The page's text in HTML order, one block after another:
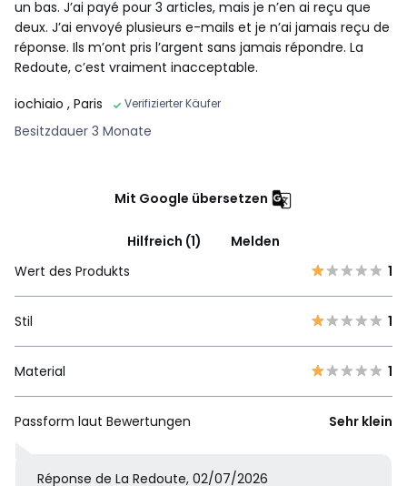
un bas. J’ai payé pour 3 articles, mais je n’en ai reçu que
deux. J’ai envoyé plusieurs e-mails et je n’ai jamais reçu de
réponse. Ils m’ont pris l’argent sans jamais répondre. La
Redoute, c’est vraiment inacceptable.
iochiaio , Paris Verifizierter Käufer
Besitzdauer 3 Monate
Mit Google übersetzen
Hilfreich (1)
Melden
Wert des Produkts
1
Stil 1
Material 1
Passform laut Bewertungen Sehr klein
Réponse de La Redoute, 02/07/2026